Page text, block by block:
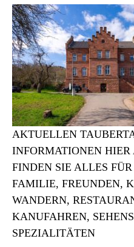
AKTUELLEN
INFORMATIONEN
FINDEN SIE ALLES
FAMILIE, FREUNDEN,
WANDERN,
KANUFAHREN,
SPEZIALITÄTEN